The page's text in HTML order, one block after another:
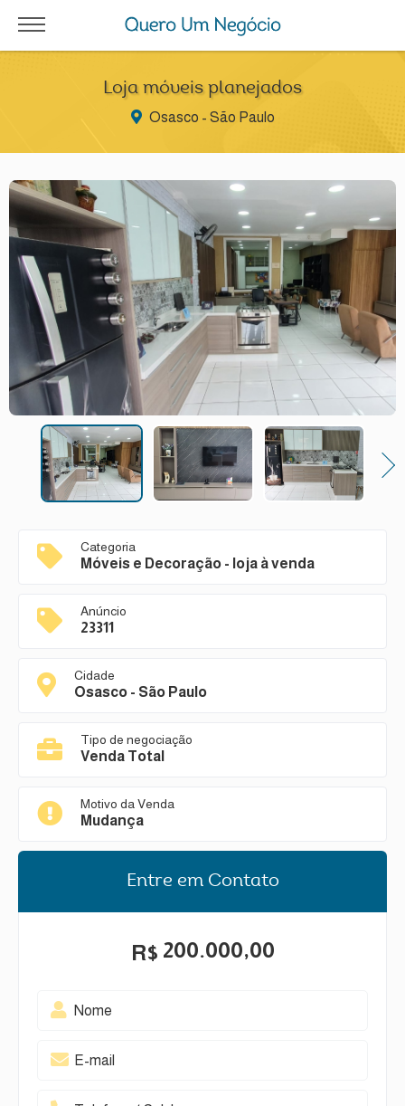
Loja móveis planejados
Osasco - São Paulo
Next
Categoria
Móveis e Decoração - loja à venda
Anúncio
23311
Cidade
Osasco - São Paulo
Tipo de negociação
Venda Total
Motivo da Venda
Mudança
Entre em Contato
R$ 200.000,00